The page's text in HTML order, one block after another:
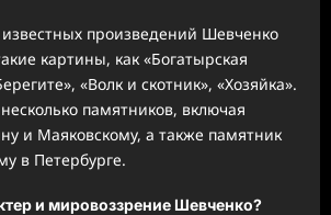
произведений Шевченко
картины, как «Богатырская
«Волк и скотник», «Хозяйка».
памятников, включая
и Маяковскому, а также памятник
в Петербурге.
и мировоззрение Шевченко?